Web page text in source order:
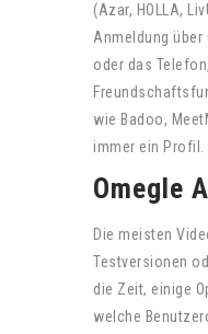
(Azar, HOLLA,
Anmeldung über
oder das
wie Badoo,
immer ein Profil.
Omegle
Die meisten
Testversionen
die Zeit, einige
welche